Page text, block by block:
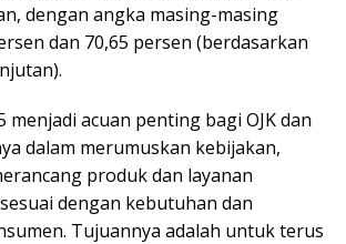
dengan angka masing-masing
dan 70,65 persen (berdasarkan
menjadi acuan penting bagi OJK dan
dalam merumuskan kebijakan,
produk dan layanan
dengan kebutuhan dan
Tujuannya adalah untuk terus